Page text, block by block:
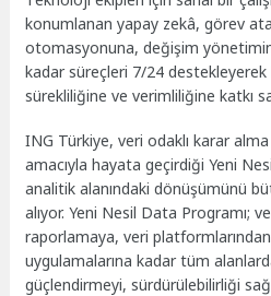
konumlanan yapay zekâ, görev
otomasyonuna, değişim
kadar süreçleri 7/24
sürekliliğine ve verimliliğine katkı
ING Türkiye, veri odaklı karar
amacıyla hayata geçirdiği Yeni
analitik alanındaki dönüşümünü
alıyor. Yeni Nesil Data Programı;
raporlamaya, veri
uygulamalarına kadar tüm
güçlendirmeyi, sürdürülebilirliği